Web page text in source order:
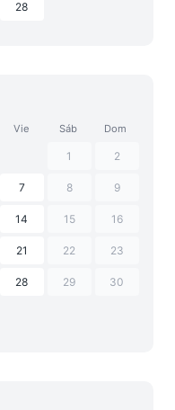
28
Vie Sáb Dom
1 2
7 8 9
14 15 16
21 22 23
28 29 30